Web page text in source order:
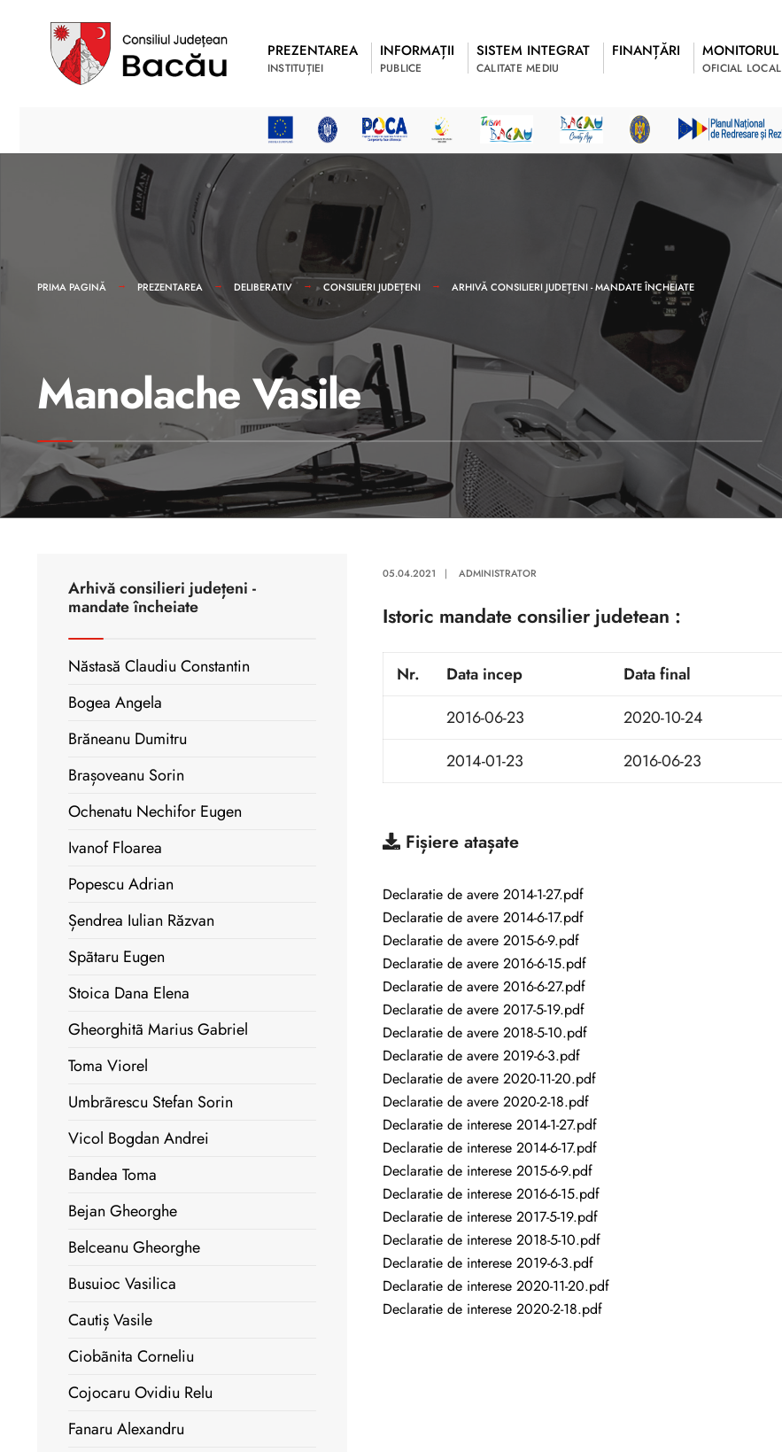
PREZENTAREA
INSTITUȚIEI
INFORMAȚII
PUBLICE
SISTEM INTEGRAT
CALITATE MEDIU
FINANȚĂRI MONITORUL
OFICIAL LOCAL
PRIMA PAGINĂ PREZENTAREA DELIBERATIV CONSILIERI JUDEȚENI ARHIVĂ CONSILIERI JUDEȚENI - MANDATE ÎNCHEIATE
Manolache Vasile
05.04.2021 | ADMINISTRATOR
Istoric mandate consilier judetean :
Nr. Data incep Data final
2016-06-23
2020-10-24
2014-01-23
2016-06-23
Fișiere atașate
Declaratie de avere 2014-1-27.pdf
Declaratie de avere 2014-6-17.pdf
Declaratie de avere 2015-6-9.pdf
Declaratie de avere 2016-6-15.pdf
Declaratie de avere 2016-6-27.pdf
Declaratie de avere 2017-5-19.pdf
Declaratie de avere 2018-5-10.pdf
Declaratie de avere 2019-6-3.pdf
Declaratie de avere 2020-11-20.pdf
Declaratie de avere 2020-2-18.pdf
Declaratie de interese 2014-1-27.pdf
Declaratie de interese 2014-6-17.pdf
Declaratie de interese 2015-6-9.pdf
Declaratie de interese 2016-6-15.pdf
Declaratie de interese 2017-5-19.pdf
Declaratie de interese 2018-5-10.pdf
Declaratie de interese 2019-6-3.pdf
Declaratie de interese 2020-11-20.pdf
Declaratie de interese 2020-2-18.pdf
Arhivă consilieri județeni -
mandate încheiate
Năstasă Claudiu Constantin
Bogea Angela
Brăneanu Dumitru
Brașoveanu Sorin
Ochenatu Nechifor Eugen
Ivanof Floarea
Popescu Adrian
Șendrea Iulian Răzvan
Spãtaru Eugen
Stoica Dana Elena
Gheorghitã Marius Gabriel
Toma Viorel
Umbrãrescu Stefan Sorin
Vicol Bogdan Andrei
Bandea Toma
Bejan Gheorghe
Belceanu Gheorghe
Busuioc Vasilica
Cautiș Vasile
Ciobãnita Corneliu
Cojocaru Ovidiu Relu
Fanaru Alexandru